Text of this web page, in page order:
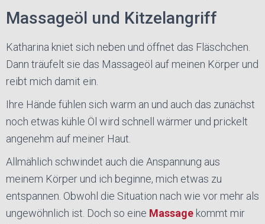
Massageöl und Kitzelangriff
Katharina kniet sich neben und öffnet das Fläschchen.
Dann träufelt sie das Massageöl auf meinen Körper und
reibt mich damit ein.
Ihre Hände fühlen sich warm an und auch das zunächst
noch etwas kühle Öl wird schnell wärmer und prickelt
angenehm auf meiner Haut.
Allmählich schwindet auch die Anspannung aus
meinem Körper und ich beginne, mich etwas zu
entspannen. Obwohl die Situation nach wie vor mehr als
ungewöhnlich ist. Doch so eine Massage kommt mir